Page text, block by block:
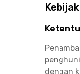
dengan